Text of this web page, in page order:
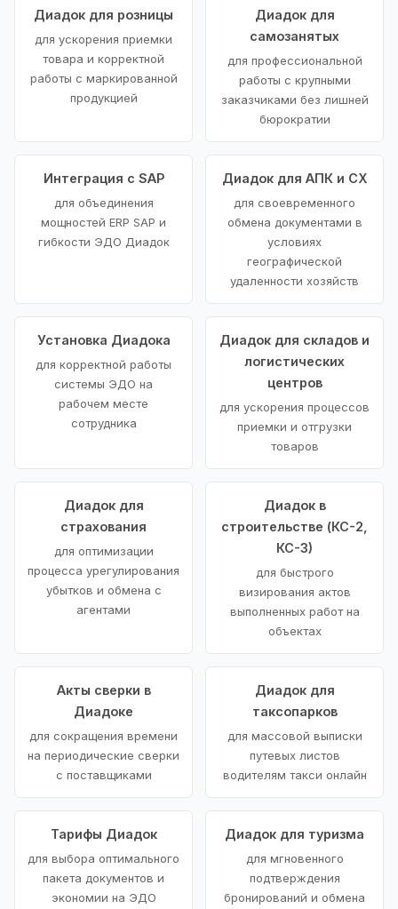
Диадок для розницы
для ускорения приемки
товара и корректной
работы с маркированной
продукцией
Диадок для
самозанятых
для профессиональной
работы с крупными
заказчиками без лишней
бюрократии
Интеграция с SAP
для объединения
мощностей ERP SAP и
гибкости ЭДО Диадок
Диадок для АПК и СХ
для своевременного
обмена документами в
условиях
географической
удаленности хозяйств
Установка Диадока
для корректной работы
системы ЭДО на
рабочем месте
сотрудника
Диадок для складов и
логистических
центров
для ускорения процессов
приемки и отгрузки
товаров
Диадок для
страхования
для оптимизации
процесса урегулирования
убытков и обмена с
агентами
Диадок в
строительстве (КС-2,
КС-3)
для быстрого
визирования актов
выполненных работ на
объектах
Акты сверки в
Диадоке
для сокращения времени
на периодические сверки
с поставщиками
Диадок для
таксопарков
для массовой выписки
путевых листов
водителям такси онлайн
Тарифы Диадок
для выбора оптимального
пакета документов и
экономии на ЭДО
Диадок для туризма
для мгновенного
подтверждения
бронирований и обмена